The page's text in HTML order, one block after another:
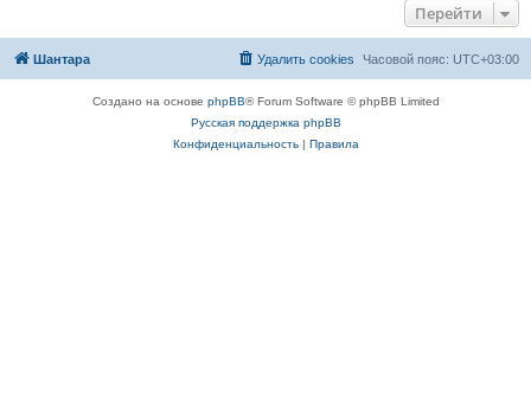
Перейти
Шантара Часовой пояс: UTC+03:00
Удалить cookies
Создано на основе phpBB® Forum Software © phpBB Limited
Русская поддержка phpBB
Конфиденциальность| Правила